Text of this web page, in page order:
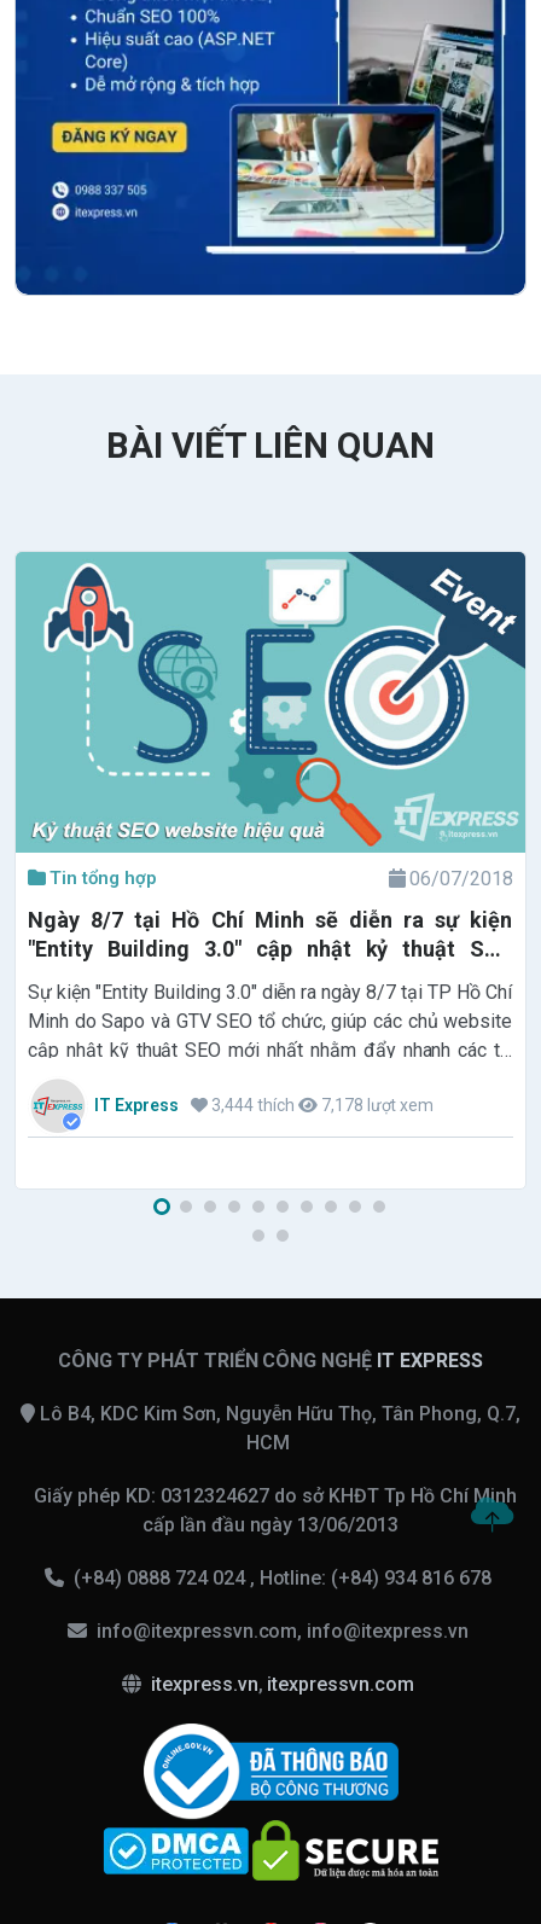
BÀI VIẾT LIÊN QUAN
Tin tổng hợp 06/07/2018
Ngày 8/7 tại Hồ Chí Minh sẽ diễn ra sự kiện
"Entity Building 3.0" cập nhật kỷ thuật SEO
Sự kiện "Entity Building 3.0" diễn ra ngày 8/7 tại TP Hồ Chí
Minh do Sapo và GTV SEO tổ chức, giúp các chủ website
cập nhật kỹ thuật SEO mới nhất nhằm đẩy nhanh các từ
khóa lên top. Đây là dịp để các SEOer, chủ website, chủ
doanh nghiệp tham gia để nâng cao kiến thức, cập nhật kỷ
thuật mới trong lĩnh vực SEO website.
IT Express 3,444 thích 7,178 lượt xem
CÔNG TY PHÁT TRIỂN CÔNG NGHỆ IT EXPRESS
Lô B4, KDC Kim Sơn, Nguyễn Hữu Thọ, Tân Phong, Q.7,
HCM
Giấy phép KD: 0312324627 do sở KHĐT Tp Hồ Chí Minh
cấp lần đầu ngày 13/06/2013
(+84) 0888 724 024 , Hotline: (+84) 934 816 678
info@itexpressvn.com, info@itexpress.vn
itexpress.vn, itexpressvn.com